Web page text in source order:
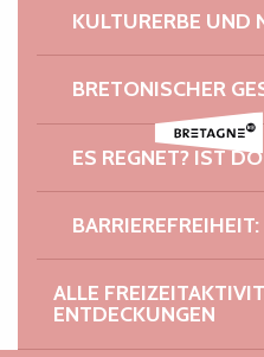
KULTURERBE UND
BRETONISCHER
ES REGNET? IST
ALLE
ENTDECKUNGEN